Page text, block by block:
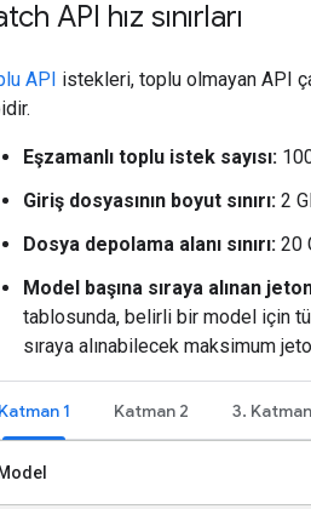
API hız sınırları
API istekleri, toplu olmayan API
Eşzamanlı toplu istek sayısı:
Giriş dosyasının boyut sınırı: 2
Dosya depolama alanı sınırı: 20
Model başına sıraya alınan
tablosunda, belirli bir model için
sıraya alınabilecek maksimum
Katman 1 Katman 2 3. Katman
Model